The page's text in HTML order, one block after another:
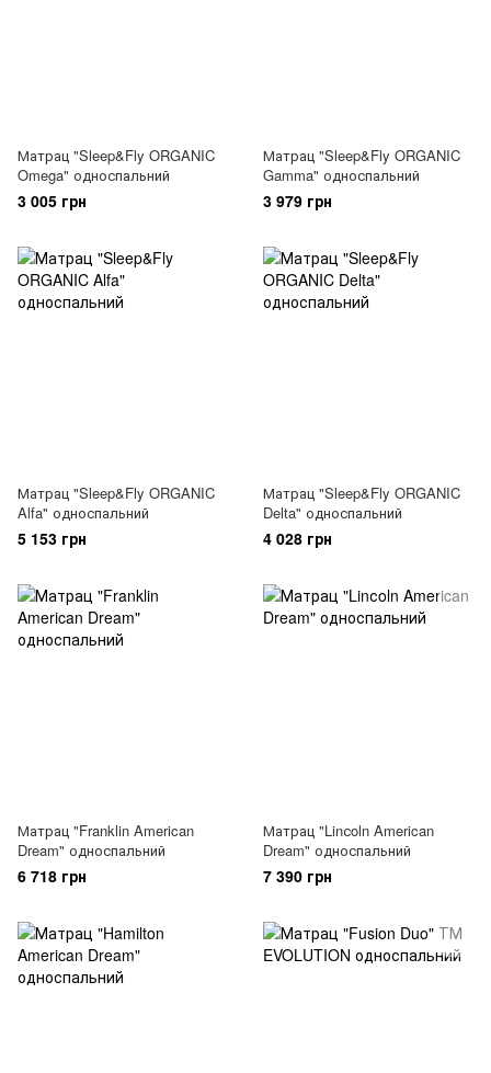
Матрац "Sleep&Fly ORGANIC
Omega" односпальний
3 005 грн
Матрац "Sleep&Fly ORGANIC
Gamma" односпальний
3 979 грн
Матрац "Sleep&Fly ORGANIC
Alfa" односпальний
5 153 грн
Матрац "Sleep&Fly ORGANIC
Delta" односпальний
4 028 грн
Матрац "Franklin American
Dream" односпальний
6 718 грн
Матрац "Linсoln American
Dream" односпальний
7 390 грн